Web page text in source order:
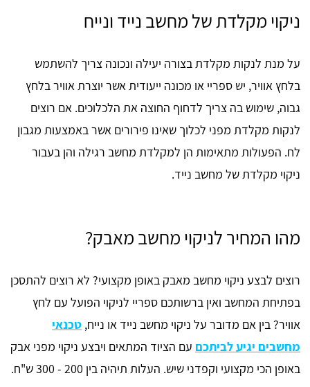
ניקוי מקלדת של מחשב נייד ונייח
על מנת לנקות מקלדת בצורה יעילה ונכונה צריך להשתמש
בלחץ אוויר, יש ספריי או מכונה ייעודית אשר יוצרת אוויר בלחץ
גבוה, שימוש בה צריך לדחוף החוצה את הלכלוכים. אם רוצים
לנקות מקלדת מפני לכלוך שאינו פירורים אשר באמצעות מגבון
לח. הפעולות מתאימות הן למקלדת מחשב רגילה והן בעבור
ניקוי מקלדת של מחשב נייד.
מהו המחיר לניקוי מחשב מאבק?
רוצים לבצע ניקוי מחשב מאבק באופן מקצועי? לא רוצים להתסכן
בפתיחת המחשב ואין ברשותכם ספריי לניקוי הפועל עם לחץ
אוויר? בין אם מדובר על ניקוי מחשב נייד או נייח, טכנאי
מחשבים יגיע לביתכם עם הציוד המתאים ויבצע ניקוי מפני אבק
באופן הכי מקצועי וקפדני שיש. העלות תיהיה בין 200 - 300 ש"ח.